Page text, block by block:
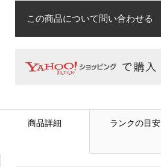
この商品について問い合わせる
商品詳細 ランクの目安